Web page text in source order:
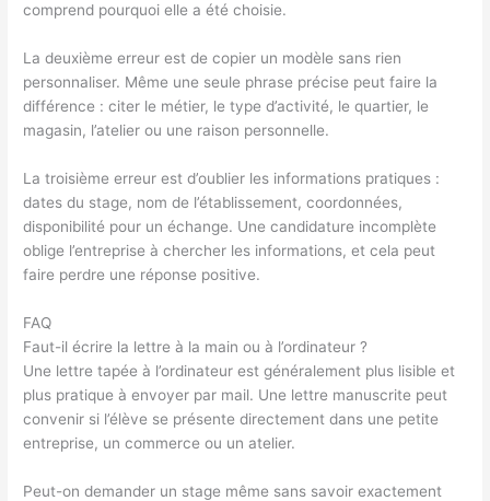
comprend pourquoi elle a été choisie.
La deuxième erreur est de copier un modèle sans rien
personnaliser. Même une seule phrase précise peut faire la
différence : citer le métier, le type d’activité, le quartier, le
magasin, l’atelier ou une raison personnelle.
La troisième erreur est d’oublier les informations pratiques :
dates du stage, nom de l’établissement, coordonnées,
disponibilité pour un échange. Une candidature incomplète
oblige l’entreprise à chercher les informations, et cela peut
faire perdre une réponse positive.
FAQ
Faut-il écrire la lettre à la main ou à l’ordinateur ?
Une lettre tapée à l’ordinateur est généralement plus lisible et
plus pratique à envoyer par mail. Une lettre manuscrite peut
convenir si l’élève se présente directement dans une petite
entreprise, un commerce ou un atelier.
Peut-on demander un stage même sans savoir exactement